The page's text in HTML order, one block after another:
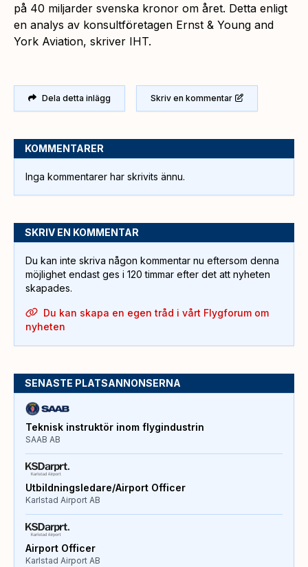
på 40 miljarder svenska kronor om året. Detta enligt
en analys av konsultföretagen Ernst & Young and
York Aviation, skriver IHT.
Dela detta inlägg Skriv en kommentar
KOMMENTARER
Inga kommentarer har skrivits ännu.
SKRIV EN KOMMENTAR
Du kan inte skriva någon kommentar nu eftersom denna
möjlighet endast ges i 120 timmar efter det att nyheten
skapades.
Du kan skapa en egen tråd i vårt Flygforum om
nyheten
SENASTE PLATSANNONSERNA
Teknisk instruktör inom flygindustrin
SAAB AB
Utbildningsledare/Airport Officer
Karlstad Airport AB
Airport Officer
Karlstad Airport AB